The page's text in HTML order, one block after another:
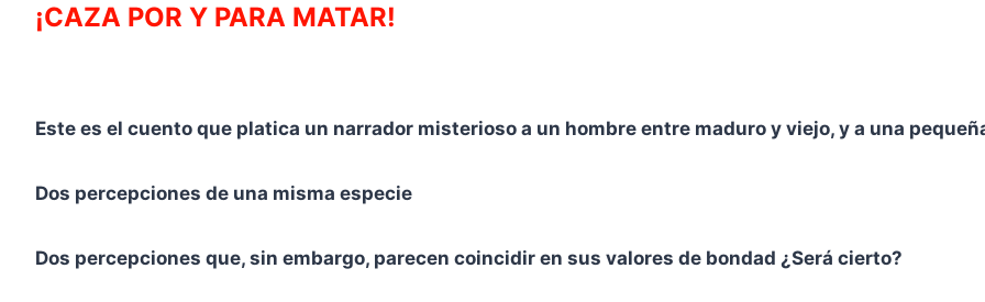
¡CAZA POR Y PARA MATAR!
Este es el cuento que platica un narrador misterioso a un hombre entre maduro y viejo, y a una
Dos percepciones de una misma especie
Dos percepciones que, sin embargo, parecen coincidir en sus valores de bondad ¿Será cierto?